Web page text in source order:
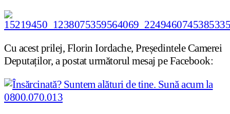
Cu acest prilej, Florin Iordache, Președintele Camerei
Deputaților, a postat următorul mesaj pe Facebook: